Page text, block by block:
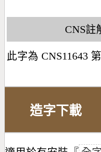
CNS註
此字為 CNS11643
造字下載